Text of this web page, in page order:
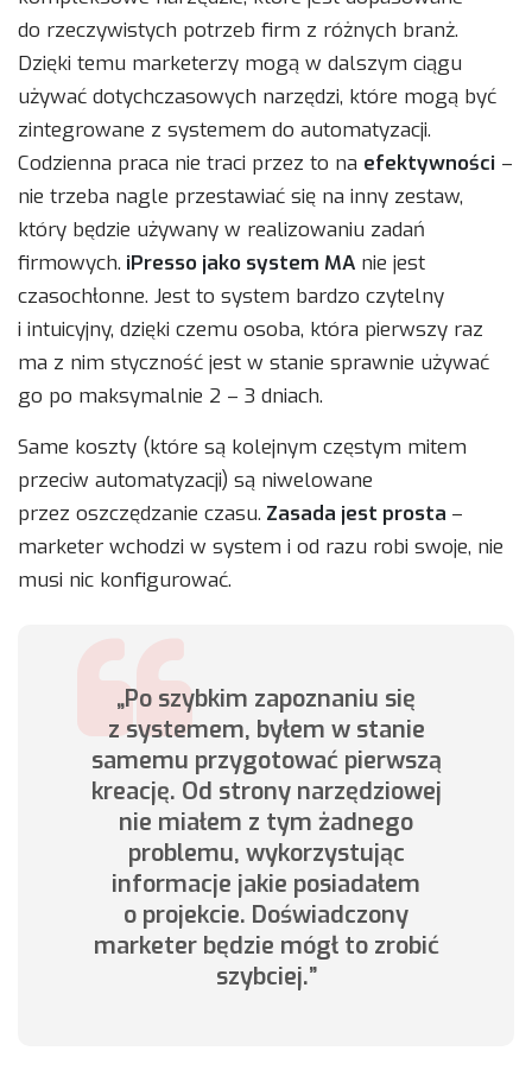
do rzeczywistych potrzeb firm z różnych branż.
Dzięki temu marketerzy mogą w dalszym ciągu
używać dotychczasowych narzędzi, które mogą być
zintegrowane z systemem do automatyzacji.
Codzienna praca nie traci przez to na efektywności –
nie trzeba nagle przestawiać się na inny zestaw,
który będzie używany w realizowaniu zadań
firmowych. iPresso jako system MA nie jest
czasochłonne. Jest to system bardzo czytelny
i intuicyjny, dzięki czemu osoba, która pierwszy raz
ma z nim styczność jest w stanie sprawnie używać
go po maksymalnie 2 – 3 dniach.
Same koszty (które są kolejnym częstym mitem
przeciw automatyzacji) są niwelowane
przez oszczędzanie czasu. Zasada jest prosta –
marketer wchodzi w system i od razu robi swoje, nie
musi nic konfigurować.
„Po szybkim zapoznaniu się
z systemem, byłem w stanie
samemu przygotować pierwszą
kreację. Od strony narzędziowej
nie miałem z tym żadnego
problemu, wykorzystując
informacje jakie posiadałem
o projekcie. Doświadczony
marketer będzie mógł to zrobić
szybciej.”